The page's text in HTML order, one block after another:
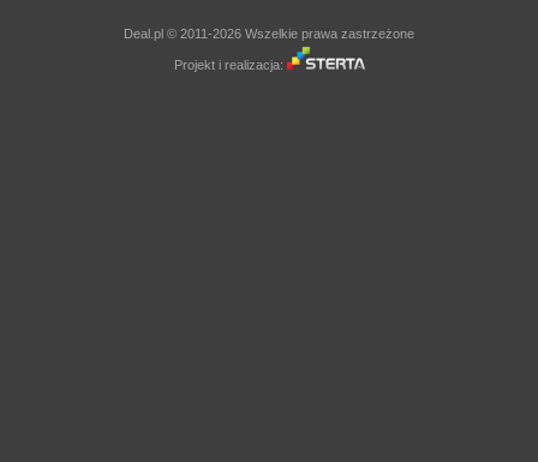
Deal.pl © 2011-2026 Wszelkie prawa zastrzeżone
Projekt i realizacja: